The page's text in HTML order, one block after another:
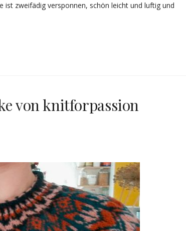
ist zweifädig versponnen, schön leicht und luftig und
von knitforpassion